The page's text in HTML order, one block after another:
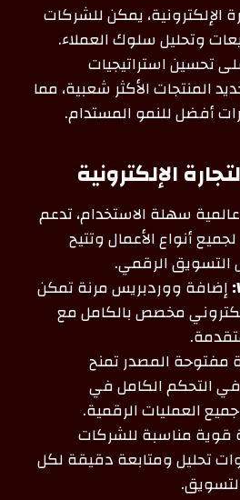
الإلكترونية، يمكن للشركات
وتحليل سلوك العملاء.
تحسين استراتيجيات
المنتجات الأكثر شعبية، مما
أفضل للنمو المستدام.
الإلكترونية
سهلة الاستخدام، تدعم
لجميع أنواع الأعمال وتتيح
التسويق الرقمي.
إضافة ووردبريس مرنة تمكن
مخصص بالكامل مع
مفتوحة المصدر تمنح
في التحكم الكامل في
العمليات الرقمية.
مناسبة للشركات
تحليل ومتابعة دقيقة لكل